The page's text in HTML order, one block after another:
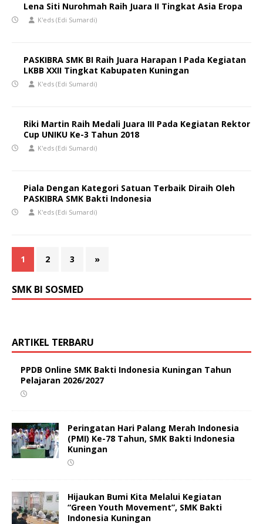
Lena Siti Nurohmah Raih Juara II Tingkat Asia Eropa
K'eds (Edi Sumardi)
PASKIBRA SMK BI Raih Juara Harapan I Pada Kegiatan
LKBB XXII Tingkat Kabupaten Kuningan
K'eds (Edi Sumardi)
Riki Martin Raih Medali Juara III Pada Kegiatan Rektor
Cup UNIKU Ke-3 Tahun 2018
K'eds (Edi Sumardi)
Piala Dengan Kategori Satuan Terbaik Diraih Oleh
PASKIBRA SMK Bakti Indonesia
K'eds (Edi Sumardi)
1 2 3 »
SMK BI SOSMED
ARTIKEL TERBARU
PPDB Online SMK Bakti Indonesia Kuningan Tahun
Pelajaran 2026/2027
Peringatan Hari Palang Merah Indonesia
(PMI) Ke-78 Tahun, SMK Bakti Indonesia
Kuningan
Hijaukan Bumi Kita Melalui Kegiatan
“Green Youth Movement”, SMK Bakti
Indonesia Kuningan